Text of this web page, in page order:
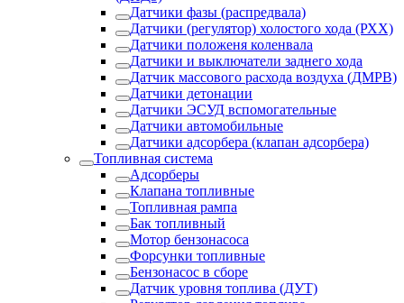
Датчики фазы (распредвала)
Датчики (регулятор) холостого хода (РХХ)
Датчики положеня коленвала
Датчики и выключатели заднего хода
Датчик массового расхода воздуха (ДМРВ)
Датчики детонации
Датчики ЭСУД вспомогательные
Датчики автомобильные
Датчики адсорбера (клапан адсорбера)
Топливная система
Адсорберы
Клапана топливные
Топливная рампа
Бак топливный
Мотор бензонасоса
Форсунки топливные
Бензонасос в сборе
Датчик уровня топлива (ДУТ)